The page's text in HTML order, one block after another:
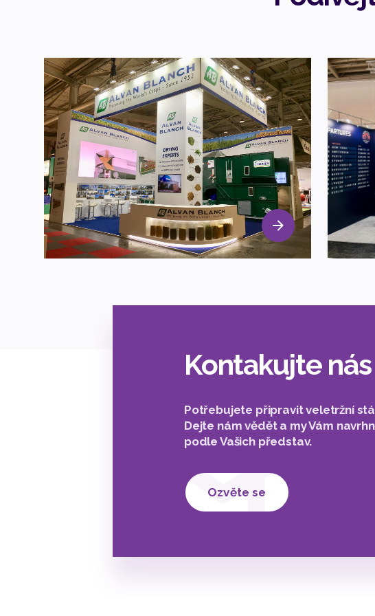
Kontakujte nás
Potřebujete připravit veletržní
Dejte nám vědět a my Vám
podle Vašich představ.
Ozvěte se